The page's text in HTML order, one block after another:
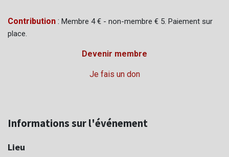
Contribution : Membre 4 € - non-membre € 5. Paiement sur
place.
Devenir membre
Je fais un don
Informations sur l'événement
Lieu